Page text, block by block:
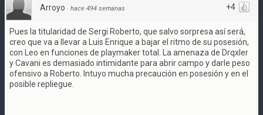
+4
Arroyo · hace 494 semanas
Pues la titularidad de Sergi Roberto, que salvo sorpresa así será,
creo que va a llevar a Luis Enrique a bajar el ritmo de su posesión,
con Leo en funciones de playmaker total. La amenaza de Drqxler
y Cavani es demasiado intimidante para abrir campo y darle peso
ofensivo a Roberto. Intuyo mucha precaución en posesión y en el
posible repliegue.